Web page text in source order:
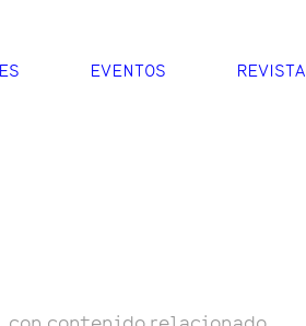
EVENTOS REVISTA